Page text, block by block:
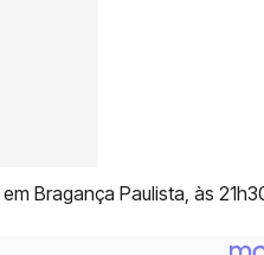
Bragança Paulista, às